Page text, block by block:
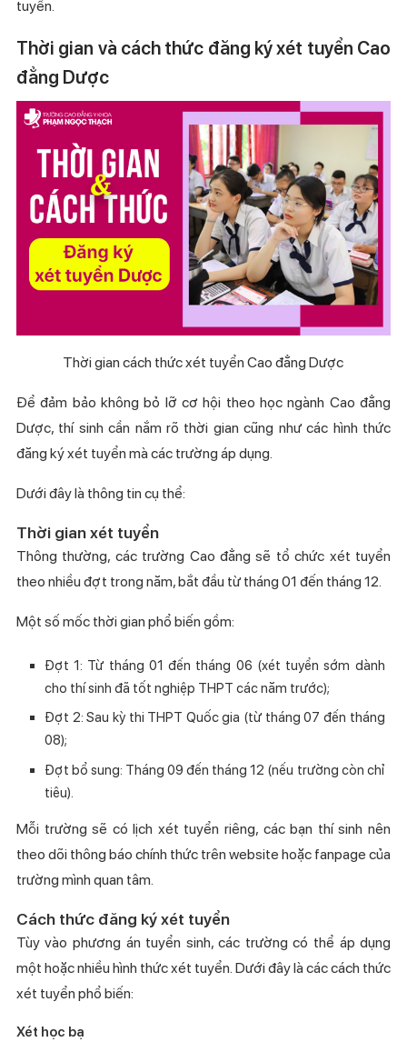
tuyển.
Thời gian và cách thức đăng ký xét tuyển Cao
đẳng Dược
Thời gian cách thức xét tuyển Cao đẳng Dược
Để đảm bảo không bỏ lỡ cơ hội theo học ngành Cao đẳng
Dược, thí sinh cần nắm rõ thời gian cũng như các hình thức
đăng ký xét tuyển mà các trường áp dụng.
Dưới đây là thông tin cụ thể:
Thời gian xét tuyển
Thông thường, các trường Cao đẳng sẽ tổ chức xét tuyển
theo nhiều đợt trong năm, bắt đầu từ tháng 01 đến tháng 12.
Một số mốc thời gian phổ biến gồm:
Đợt 1: Từ tháng 01 đến tháng 06 (xét tuyển sớm dành
cho thí sinh đã tốt nghiệp THPT các năm trước);
Đợt 2: Sau kỳ thi THPT Quốc gia (từ tháng 07 đến tháng
08);
Đợt bổ sung: Tháng 09 đến tháng 12 (nếu trường còn chỉ
tiêu).
Mỗi trường sẽ có lịch xét tuyển riêng, các bạn thí sinh nên
theo dõi thông báo chính thức trên website hoặc fanpage của
trường mình quan tâm.
Cách thức đăng ký xét tuyển
Tùy vào phương án tuyển sinh, các trường có thể áp dụng
một hoặc nhiều hình thức xét tuyển. Dưới đây là các cách thức
xét tuyển phổ biến:
Xét học bạ